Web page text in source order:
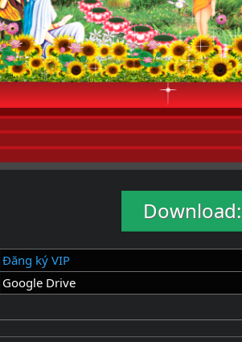
Download:
Đăng ký VIP
Google Drive